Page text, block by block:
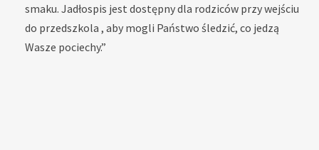
smaku. Jadłospis jest dostępny dla rodziców przy wejściu
do przedszkola , aby mogli Państwo śledzić, co jedzą
Wasze pociechy.”